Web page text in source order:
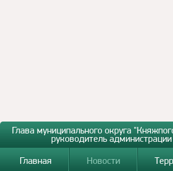
Глава муниципального округа
руководитель администрации
Главная
Новости